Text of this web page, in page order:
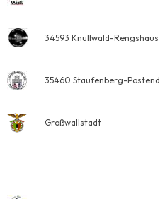
34593 Knüllwald-
35460 Staufenberg-
Großwallstadt